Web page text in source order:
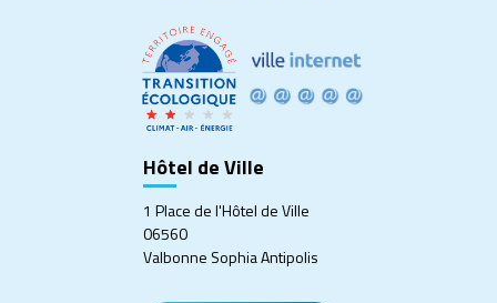
le
compte
Facebook
compte
Twitter
compte
Instagram
compte
Linkedin
Hôtel de Ville
1 Place de l'Hôtel de Ville
06560
Valbonne Sophia Antipolis